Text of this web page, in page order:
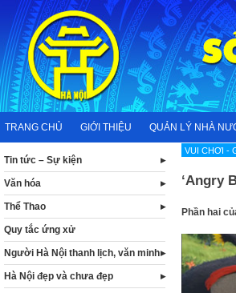
content
TRANG CHỦ GIỚI THIỆU QUẢN LÝ NHÀ
VUI CHƠI -
‘Angry
Phần hai
Tin tức – Sự kiện
Văn hóa
Thể Thao
Quy tắc ứng xử
Người Hà Nội thanh lịch, văn minh
Hà Nội đẹp và chưa đẹp